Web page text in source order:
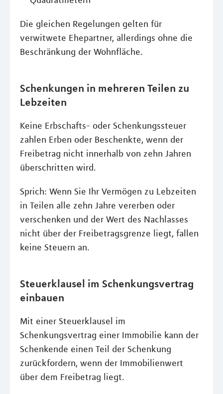
Die gleichen Regelungen gelten für
verwitwete Ehepartner, allerdings ohne die
Beschränkung der Wohnfläche.
Schenkungen in mehreren Teilen zu
Lebzeiten
Keine Erbschafts- oder Schenkungssteuer
zahlen Erben oder Beschenkte, wenn der
Freibetrag nicht innerhalb von zehn Jahren
überschritten wird.
Sprich: Wenn Sie Ihr Vermögen zu Lebzeiten
in Teilen alle zehn Jahre vererben oder
verschenken und der Wert des Nachlasses
nicht über der Freibetragsgrenze liegt, fallen
keine Steuern an.
Steuerklausel im Schenkungsvertrag
einbauen
Mit einer Steuerklausel im
Schenkungsvertrag einer Immobilie kann der
Schenkende einen Teil der Schenkung
zurückfordern, wenn der Immobilienwert
über dem Freibetrag liegt.